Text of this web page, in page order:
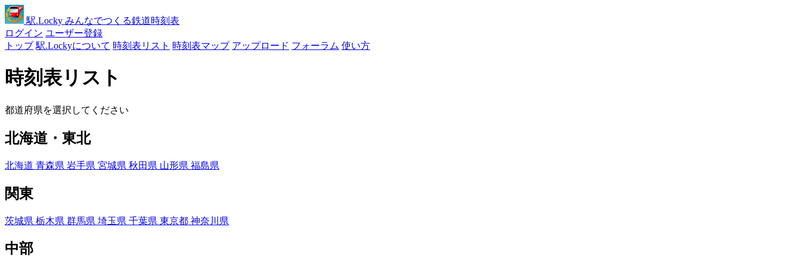
駅.Locky みんなでつくる鉄道時刻表
ログイン ユーザー登録
トップ 駅.Lockyについて 時刻表リスト 時刻表マップ アップロード フォーラム 使い方
時刻表リスト
都道府県を選択してください
北海道・東北
北海道 青森県 岩手県 宮城県 秋田県 山形県 福島県
関東
茨城県 栃木県 群馬県 埼玉県 千葉県 東京都 神奈川県
中部